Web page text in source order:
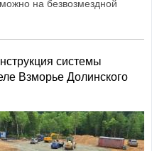
на безвозмездной
системы
Взморье Долинского